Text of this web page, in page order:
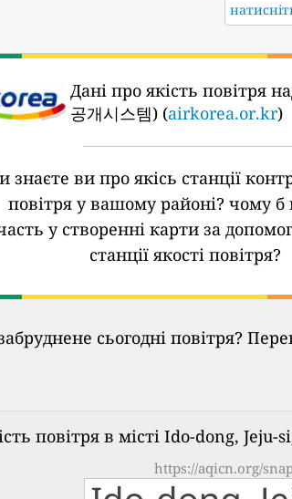
Дані про якість повітря
공개시스템) (airkorea.or.kr)
знаєте ви про якісь станції
повітря у вашому районі? чому б
у створенні карти за
станції якості повітря?
сьогодні повітря?
повітря в місті Ido-dong, Jeju-
https://aqicn.org/